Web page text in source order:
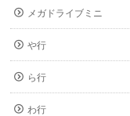
メガドライブミニ
や行
ら行
わ行